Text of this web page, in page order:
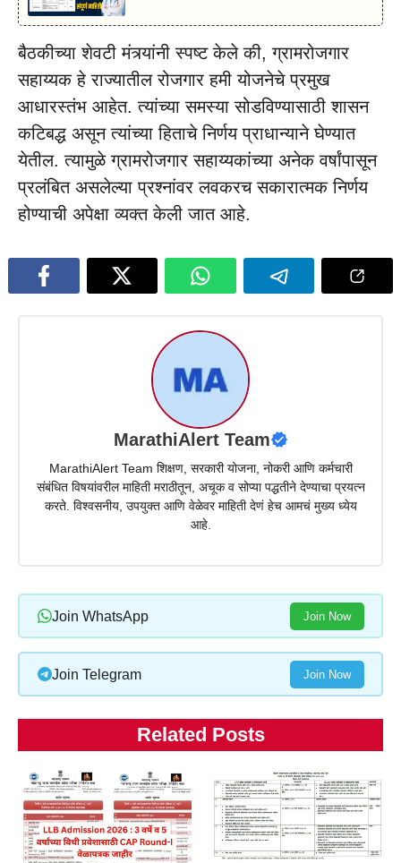
बैठकीच्या शेवटी मंत्र्यांनी स्पष्ट केले की, ग्रामरोजगार
सहाय्यक हे राज्यातील रोजगार हमी योजनेचे प्रमुख
आधारस्तंभ आहेत. त्यांच्या समस्या सोडविण्यासाठी शासन
कटिबद्ध असून त्यांच्या हिताचे निर्णय प्राधान्याने घेण्यात
येतील. त्यामुळे ग्रामरोजगार सहाय्यकांच्या अनेक वर्षांपासून
प्रलंबित असलेल्या प्रश्नांवर लवकरच सकारात्मक निर्णय
होण्याची अपेक्षा व्यक्त केली जात आहे.
MarathiAlert Team
MarathiAlert Team शिक्षण, सरकारी योजना, नोकरी आणि कर्मचारी
संबंधित विषयांवरील माहिती मराठीतून, अचूक व सोप्या पद्धतीने देण्याचा प्रयत्न
करते. विश्वसनीय, उपयुक्त आणि वेळेवर माहिती देणं हेच आमचं मुख्य ध्येय
आहे.
Join WhatsApp Join Now
Join Telegram Join Now
Related Posts